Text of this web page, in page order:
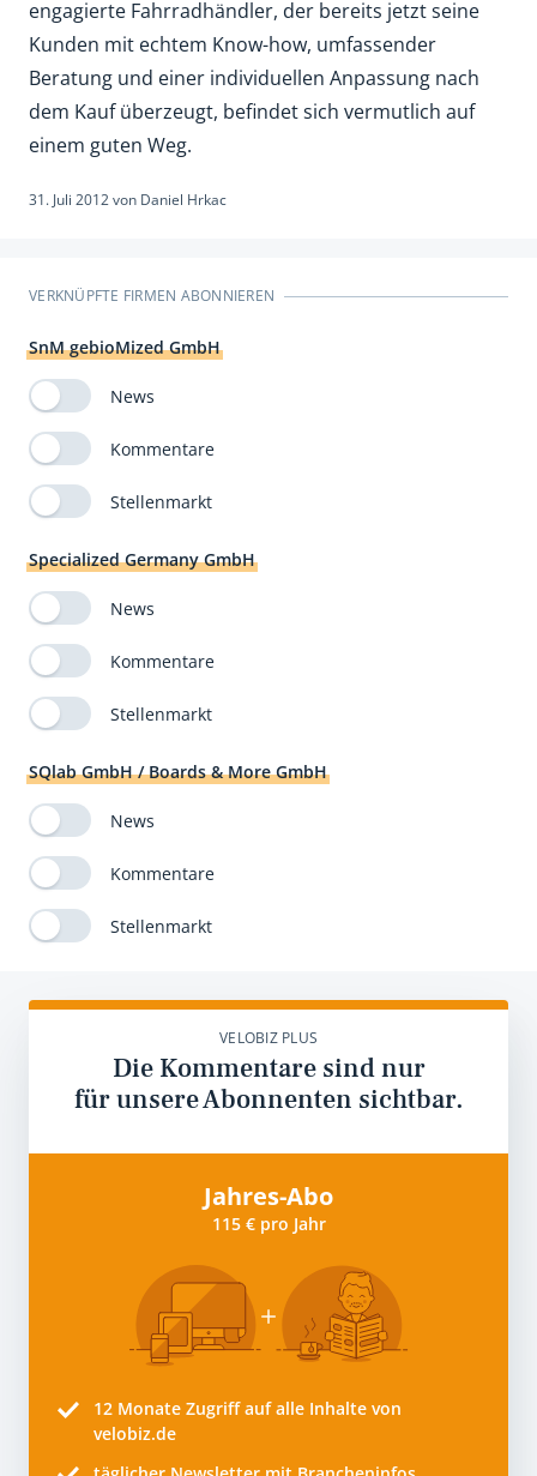
engagierte Fahrradhändler, der bereits jetzt seine
Kunden mit echtem Know-how, umfassender
Beratung und einer individuellen Anpassung nach
dem Kauf überzeugt, befindet sich vermutlich auf
einem guten Weg.
31. Juli 2012von Daniel Hrkac
VERKNÜPFTE FIRMEN ABONNIEREN
SnM gebioMized GmbH
News
Kommentare
Stellenmarkt
Specialized Germany GmbH
News
Kommentare
Stellenmarkt
SQlab GmbH / Boards & More GmbH
News
Kommentare
Stellenmarkt
VELOBIZ PLUS
Die Kommentare sind nur
für unsere Abonnenten sichtbar.
Jahres-Abo
115 € pro Jahr
12 Monate Zugriff auf alle Inhalte von
velobiz.de